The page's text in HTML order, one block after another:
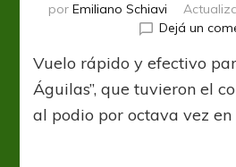
por Emiliano Schiavi
Dejá un
Vuelo rápido y efectivo
Águilas”, que tuvieron el
al podio por octava vez en